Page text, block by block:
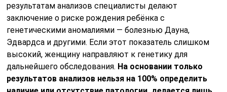
результатам анализов специалисты делают
заключение о риске рождения ребёнка с
генетическими аномалиями — болезнью Дауна,
Эдвардса и другими. Если этот показатель слишком
высокий, женщину направляют к генетику для
дальнейшего обследования. На основании только
результатов анализов нельзя на 100% определить